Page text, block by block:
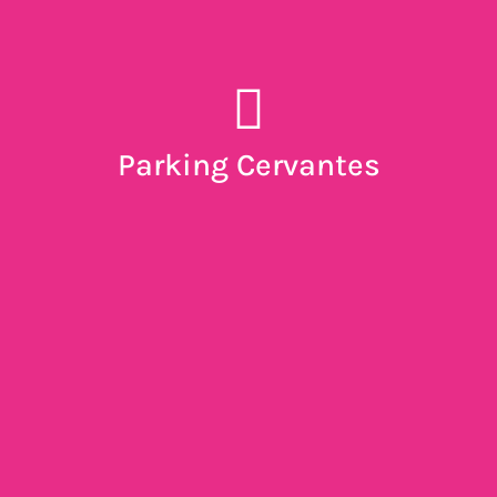
Parking Cervantes